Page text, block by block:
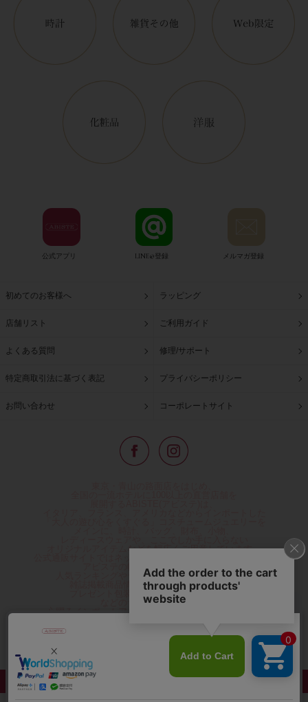
公式アプリ LINE@登録 メルマガ登録
初めてのお客様へ ラッピング
店舗リスト ご利用ガイド
よくある質問 修理/サポート
特定商取引法に基づく表記 プライバシーポリシー
お問い合わせ コーポレートサイト
オリジナルアイテムなどを幅広くご用意しています。
アビステの幅広い商品を取り揃え、
人気ランキングやテレビなどメディア着用商品、
雑誌掲載商品情報を紹介するコンテンツ、
プレゼント包装無料や独自のポイント還元
などのサービスをご提供。
心躍るインポートアクセサリーや時計、小物などで、
夢やときめきを与えられるよう願っています。
◆ギフトラッピング無料/11,000円以上のご注文で送料無料◆
©ABISTE WEB SHOP